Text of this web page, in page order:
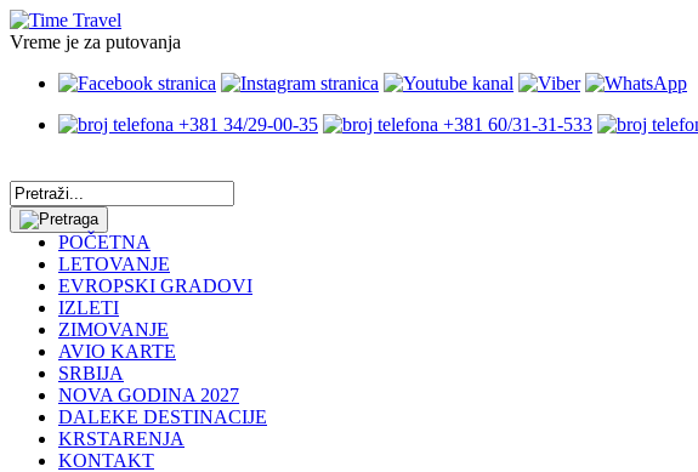
Vreme je za putovanja
+381 34/29-00-35 +381 60/31-31-533
POČETNA
LETOVANJE
EVROPSKI GRADOVI
IZLETI
ZIMOVANJE
AVIO KARTE
SRBIJA
NOVA GODINA 2027
DALEKE DESTINACIJE
KRSTARENJA
KONTAKT